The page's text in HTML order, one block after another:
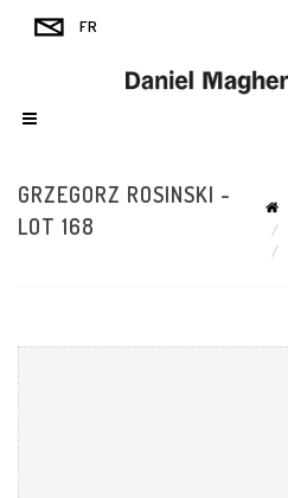
GRZEGORZ ROSINSKI -
LOT 168